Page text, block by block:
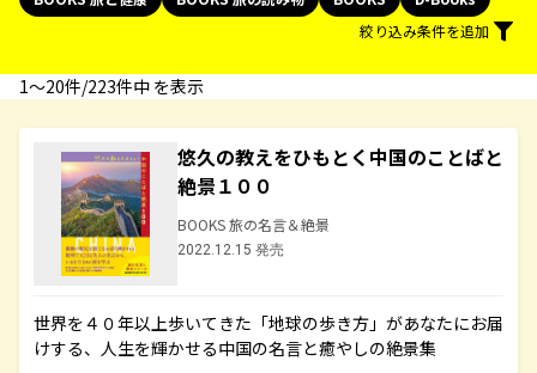
絞り込み条件を追加
1〜20件/223件中 を表示
悠久の教えをひもとく中国のことばと
絶景１００
BOOKS 旅の名言＆絶景
2022.12.15 発売
世界を４０年以上歩いてきた「地球の歩き方」があなたにお届
けする、人生を輝かせる中国の名言と癒やしの絶景集